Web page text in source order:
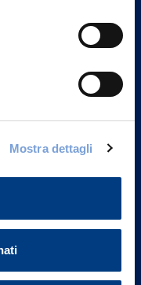
Mostra dettagli